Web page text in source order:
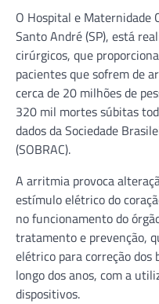
O Hospital e Maternidade
Santo André (SP), está
cirúrgicos, que
pacientes que sofrem de
cerca de 20 milhões de
320 mil mortes súbitas
dados da Sociedade
(SOBRAC).
A arritmia provoca
estímulo elétrico do
no funcionamento do
tratamento e prevenção,
elétrico para correção
longo dos anos, com a
dispositivos.